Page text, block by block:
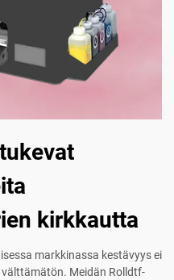
kirkkautta
markkinassa kestävyys ei
välttämätön. Meidän Rolldtf-